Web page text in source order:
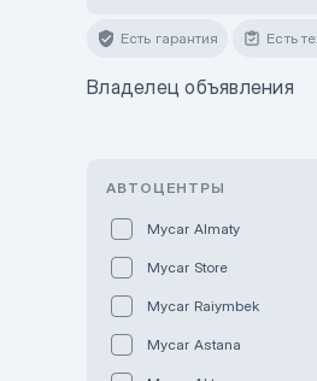
Есть гарантия Есть
Владелец объявления
АВТОЦЕНТРЫ
Mycar Almaty
Mycar Store
Mycar Raiymbek
Mycar Astana